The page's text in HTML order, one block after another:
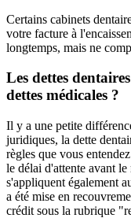
Certains cabinets
votre facture à
longtemps, mais ne
Les dettes
dettes médicales ?
Il y a une petite
juridiques, la dette
règles que vous
le délai d'attente avant
s'appliquent également
a été mise en
crédit sous la rubrique